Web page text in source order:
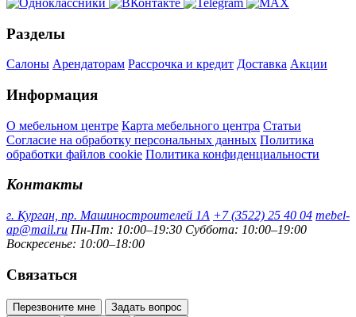
Разделы
Салоны Арендаторам Рассрочка и кредит Доставка Акции
Информация
О мебельном центре Карта мебельного центра Статьи
Согласие на обработку персональных данных Политика
обработки файлов cookie Политика конфиденциальности
Контакты
г. Курган, пр. Машиностроителей 1А +7 (3522) 25 40 04 mebel-
ap@mail.ru Пн-Пт: 10:00–19:30 Суббота: 10:00–19:00
Воскресенье: 10:00–18:00
Связаться
Перезвоните мне
Задать вопрос